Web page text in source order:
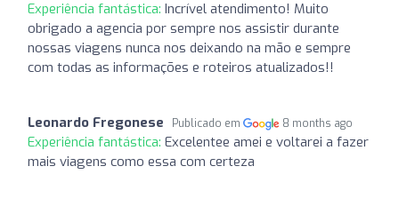
Experiência fantástica: Incrível atendimento! Muito
obrigado a agencia por sempre nos assistir durante
nossas viagens nunca nos deixando na mão e sempre
com todas as informações e roteiros atualizados!!
Leonardo Fregonese Publicado em 8 months ago
Experiência fantástica: Excelentee amei e voltarei a fazer
mais viagens como essa com certeza